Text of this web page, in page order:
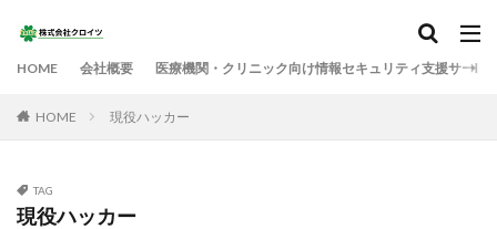
HOME 会社概要 医療機関・クリニック向け情報セキュリティ支援サービ
HOME 現役ハッカー
TAG
現役ハッカー